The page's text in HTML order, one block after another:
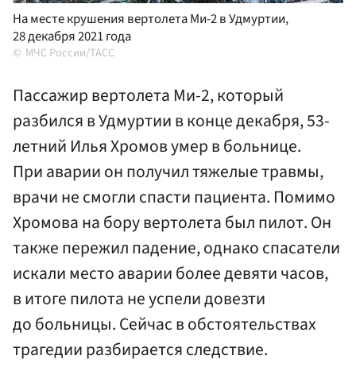
На месте крушения вертолета Ми-2 в Удмуртии,
28 декабря 2021 года
МЧС России/ТАСС
Пассажир вертолета Ми-2, который
разбился в Удмуртии в конце декабря, 53-
летний Илья Хромов умер в больнице.
При аварии он получил тяжелые травмы,
врачи не смогли спасти пациента. Помимо
Хромова на бору вертолета был пилот. Он
также пережил падение, однако спасатели
искали место аварии более девяти часов,
в итоге пилота не успели довезти
до больницы. Сейчас в обстоятельствах
трагедии разбирается следствие.